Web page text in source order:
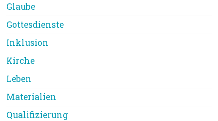
Glaube
Gottesdienste
Inklusion
Kirche
Leben
Materialien
Qualifizierung